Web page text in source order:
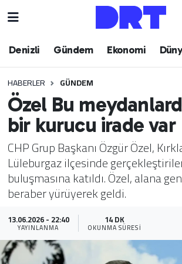
Denizli Gündem Ekonomi
HABERLER GÜNDEM
Özel Bu
bir kurucu irade var
CHP Grup Başkanı Özgür Özel,
Lüleburgaz ilçesinde
buluşmasına katıldı. Özel, alana
beraber yürüyerek geldi.
13.06.2026 - 22:40
YAYINLANMA
14 DK
OKUNMA SÜRESI
Denizli
Gündem
Ekonomi
Dünya
Spor
Magazin
Teknoloji
Yaşam
Hava Durumu
Trafik Durumu
Puan Durumu ve Fikstür
Tüm Manşetler
Son Dakika Haberleri
Haber Arşivi